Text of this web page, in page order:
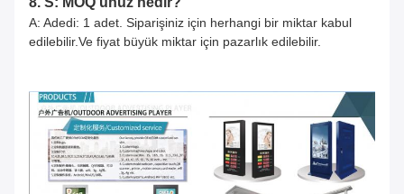
A: Adedi: 1 adet. Siparişiniz için herhangi bir miktar kabul
edilebilir.Ve fiyat büyük miktar için pazarlık edilebilir.